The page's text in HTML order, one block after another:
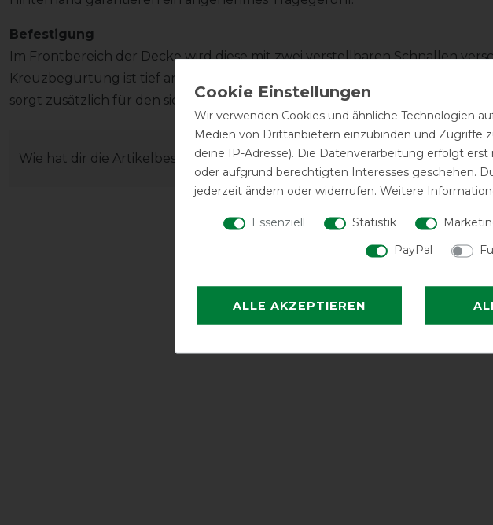
Befestigung
Im Frontbereich der Decke wird diese mit zwei verstellbaren Schnallen
Kreuzbegurtung ist tief angesetzt und optimal verstellbar. Ein tief
sorgt zusätzlich für den sicheren Sitz der Decke.
Wie hat dir die Artikelbeschreibung gefallen?
Wir verwenden Cookies und ähnliche Technologien
Medien von Drittanbietern einzubinden und Zugriffe
deine IP-Adresse). Die Datenverarbeitung erfolgt
oder aufgrund berechtigten Interesses geschehen.
jederzeit ändern oder widerrufen. Weitere
Essenziell Statistik
PayPal
ALLE AKZEPTIEREN